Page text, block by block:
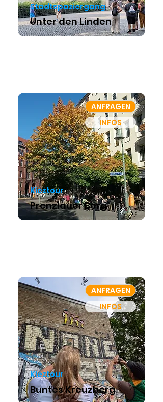
Stadtspaziergang
Unter den Linden
ANFRAGEN
INFOS
Kieztour
Prenzlauer Berg
ANFRAGEN
INFOS
Kieztour
Buntes Kreuzberg